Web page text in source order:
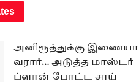
அனிரூத்துக்கு இணையா
வரார்… அடுத்த மாஸ்டர்
ப்ளான் போட்ட சாய்